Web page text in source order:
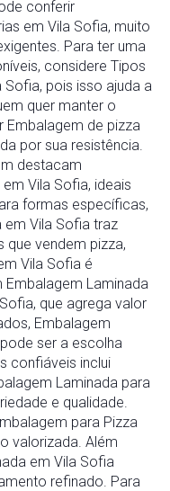
conferir
em Vila Sofia, muito
Para ter uma
considere Tipos
pois isso ajuda a
quer manter o
Embalagem de pizza
por sua resistência.
destacam
Vila Sofia, ideais
formas específicas,
em Vila Sofia traz
que vendem pizza,
Vila Sofia é
Laminada
que agrega valor
Embalagem
ser a escolha
confiáveis inclui
Laminada para
e qualidade.
para Pizza
valorizada. Além
em Vila Sofia
refinado. Para